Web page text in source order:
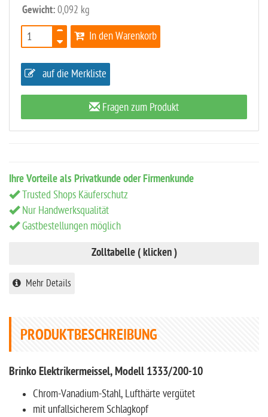
Gewicht: 0,092 kg
In den Warenkorb
auf die Merkliste
Fragen zum Produkt
Ihre Vorteile als Privatkunde oder Firmenkunde
Trusted Shops Käuferschutz
Nur Handwerksqualität
Gastbestellungen möglich
Zolltabelle ( klicken )
Mehr Details
PRODUKTBESCHREIBUNG
Brinko Elektrikermeissel, Modell 1333/200-10
Chrom-Vanadium-Stahl, Lufthärte vergütet
mit unfallsicherem Schlagkopf